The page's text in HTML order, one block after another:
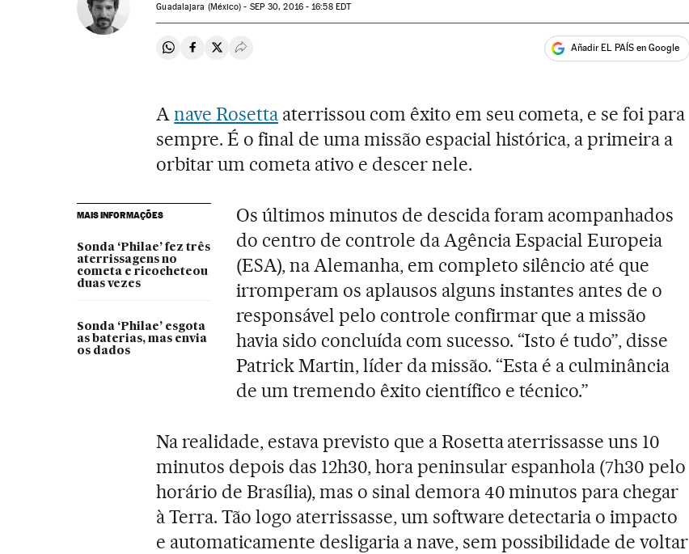
Guadalajara (México) - SEP30, 2016 - 16:58EDT
Compartir en Whatsapp
Compartir en Facebook
Compartir en Twitter
Desplegar Redes Sociales Añadir EL PAÍS en Google
Anave Rosetta aterrissou com êxito em seu cometa, e se foi para
sempre. É o final de uma missão espacial histórica, a primeira a
orbitar um cometa ativo e descer nele.
MAIS INFORMAÇÕES
Sonda ‘Philae’ fez três
aterrissagens no
cometa e ricocheteou
duas vezes
Sonda ‘Philae’ esgota
as baterias, mas envia
os dados
Os últimos minutos de descida foram acompanhados
do centro de controle da Agência Espacial Europeia
(ESA), na Alemanha, em completo silêncio até que
irromperam os aplausos alguns instantes antes de o
responsável pelo controle confirmar que a missão
havia sido concluída com sucesso. “Isto é tudo”, disse
Patrick Martin, líder da missão. “Esta é a culminância
de um tremendo êxito científico e técnico.”
Na realidade, estava previsto que a Rosetta aterrissasse uns 10
minutos depois das 12h30, hora peninsular espanhola (7h30 pelo
horário de Brasília), mas o sinal demora 40 minutos para chegar
à Terra. Tão logo aterrissasse, um software detectaria o impacto
e automaticamente desligaria a nave, sem possibilidade de voltar